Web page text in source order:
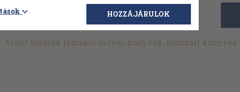
Dedikált, aláírt kötetek>Szerző által>Aláírt
Aláírt kötetek témakör művei, könyvek, használt könyvek
HOZZÁJÁRULOK